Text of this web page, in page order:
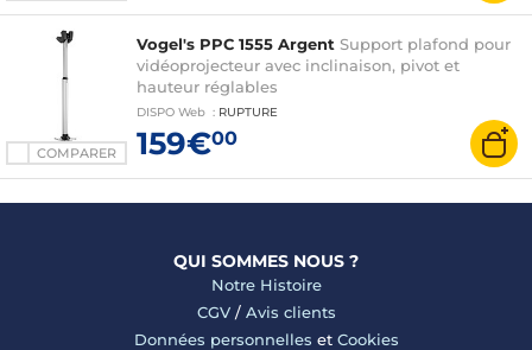
COMPARER
Vogel's PPC 1555 Argent Support plafond pour
vidéoprojecteur avec inclinaison, pivot et
hauteur réglables
DISPO Web : RUPTURE
159€00
QUI SOMMES NOUS ?
Notre Histoire
CGV/ Avis clients
Données personnelles et Cookies